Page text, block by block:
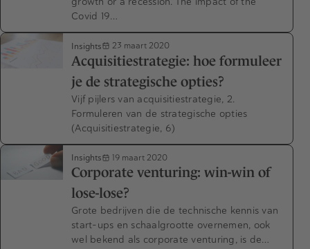
Covid 19…
Insights 23 maart 2020
Acquisitiestrategie: hoe formuleer
je de strategische opties?
Vijf pijlers van acquisitiestrategie, 2.
Formuleren van de strategische opties
(Acquisitiestrategie, 6)
Insights 19 maart 2020
Corporate venturing: win-win of
lose-lose?
Grote bedrijven die de technische kennis van
start-ups en schaalgrootte overnemen, ook
wel bekend als corporate venturing, is de…